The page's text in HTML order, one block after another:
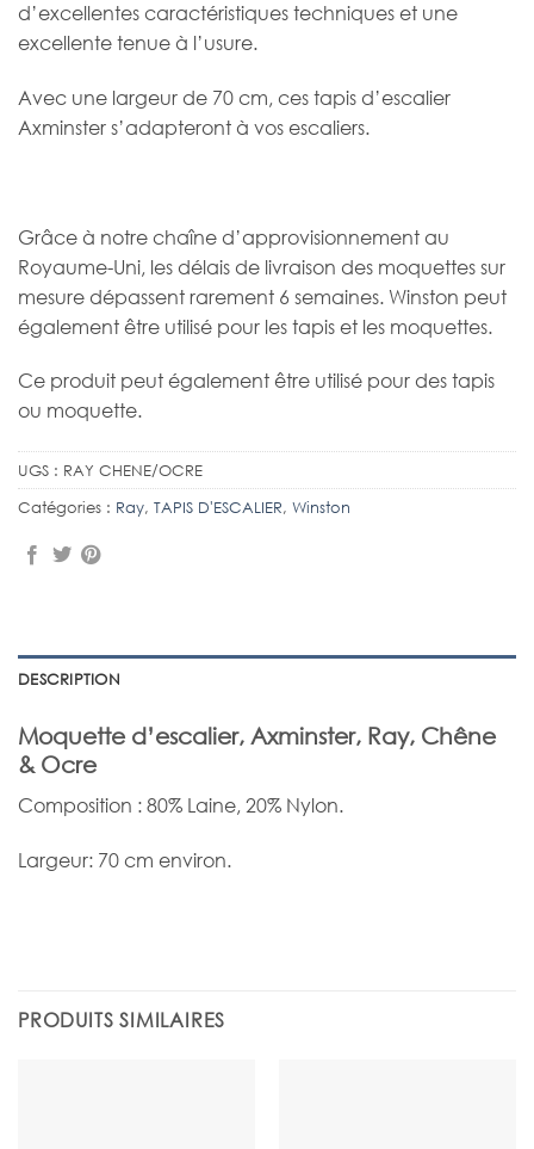
d’excellentes caractéristiques techniques et une
excellente tenue à l’usure.
Avec une largeur de 70 cm, ces tapis d’escalier
Axminster s’adapteront à vos escaliers.
Grâce à notre chaîne d’approvisionnement au
Royaume-Uni, les délais de livraison des moquettes sur
mesure dépassent rarement 6 semaines. Winston peut
également être utilisé pour les tapis et les moquettes.
Ce produit peut également être utilisé pour des tapis
ou moquette.
UGS : RAY CHENE/OCRE
Catégories : Ray, TAPIS D'ESCALIER, Winston
DESCRIPTION
Moquette d’escalier, Axminster, Ray, Chêne
& Ocre
Composition : 80% Laine, 20% Nylon.
Largeur: 70 cm environ.
PRODUITS SIMILAIRES